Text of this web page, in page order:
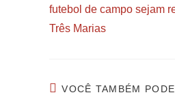
futebol de campo sejam
Três Marias
VOCÊ TAMBÉM